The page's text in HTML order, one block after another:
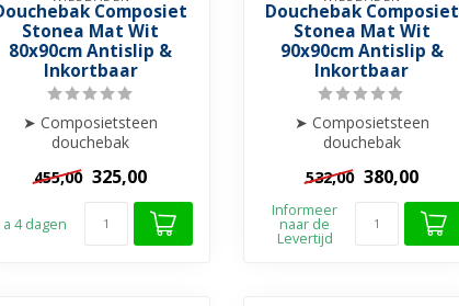
Composiet
Stonea Mat Wit
80x90cm Antislip &
Inkortbaar
➤ Composietsteen
douchebak
➤ Krasvrij & Stootbestendig
➤ Inkortba...
455,00 325,00
a 4 dagen
Douchebak Composiet
Stonea Mat Wit
90x90cm Antislip &
Inkortbaar
➤ Composietsteen
douchebak
➤ Krasvrij & Stootbestendig
➤ Inkortba...
532,00 380,00
Informeer
naar de
Levertijd